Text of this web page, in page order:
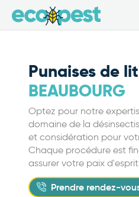
Punaises de lit
BEAUBOURG
Optez pour notre
domaine de la
et considération pour
Chaque procédure est
assurer votre paix
Prendre rendez-